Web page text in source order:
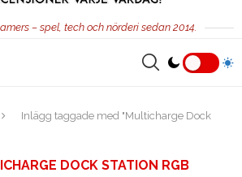
– spel, tech och nörderi sedan 2014.
Inlägg taggade med "Multicharge Dock
DOCK STATION RGB